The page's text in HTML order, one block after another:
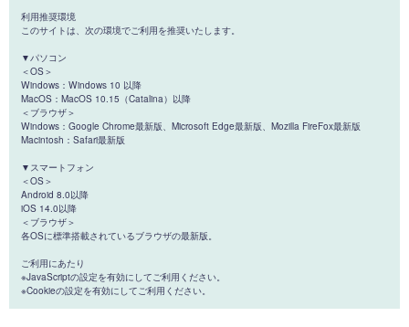
利用推奨環境
このサイトは、次の環境でご利用を推奨いたします。
▼パソコン
＜OS＞
Windows：Windows 10 以降
MacOS：MacOS 10.15（Catalina）以降
＜ブラウザ＞
Windows：Google Chrome最新版、Microsoft Edge最新版、Mozilla FireFox最新版
Macintosh：Safari最新版
▼スマートフォン
＜OS＞
Android 8.0以降
iOS 14.0以降
＜ブラウザ＞
各OSに標準搭載されているブラウザの最新版。
ご利用にあたり
※JavaScriptの設定を有効にしてご利用ください。
※Cookieの設定を有効にしてご利用ください。